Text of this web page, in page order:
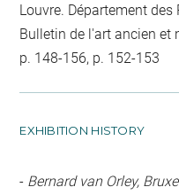
Louvre. Département
Bulletin de l'art ancien et
p. 148-156, p. 152-153
EXHIBITION HISTORY
- Bernard van Orley,